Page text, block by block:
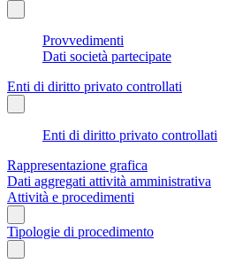
Provvedimenti
Dati società partecipate
Enti di diritto privato controllati
Enti di diritto privato controllati
Rappresentazione grafica
Dati aggregati attività amministrativa
Attività e procedimenti
Tipologie di procedimento